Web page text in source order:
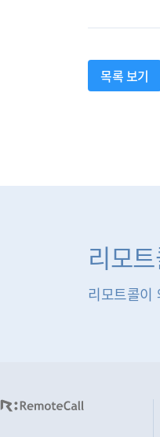
목록 보기
리모
리모트콜이